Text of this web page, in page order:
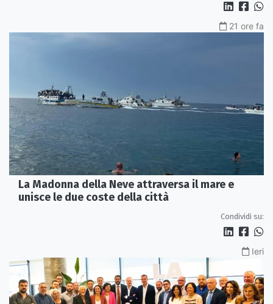
21 ore fa
La Madonna della Neve attraversa il mare e
unisce le due coste della città
Condividi su:
Ieri